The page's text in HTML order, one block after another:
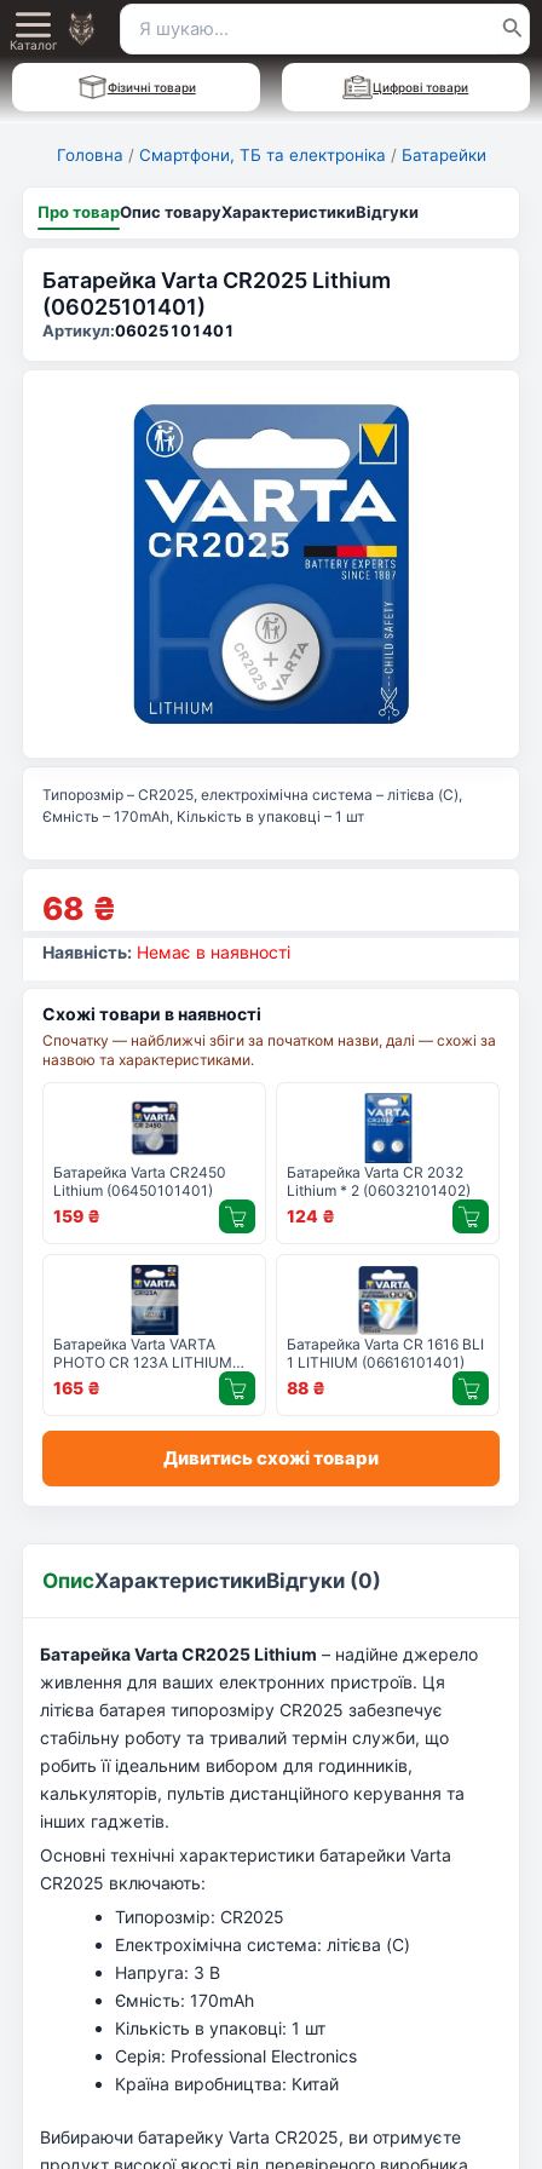
Перейти
до
вмісту
Main
Menu
Каталог
Пошук
для:
Фізичні товари Цифрові товари
Головна / Смартфони, ТБ та електроніка / Батарейки
Про товарОпис товаруХарактеристикиВідгуки
Батарейка Varta CR2025 Lithium
(06025101401)
Артикул:06025101401
68 ₴
Типорозмір – CR2025, електрохімічна система – літієва (C),
Ємність – 170mAh, Кількість в упаковці – 1 шт
Наявність: Немає в наявності
Схожі товари в наявності
Спочатку — найближчі збіги за початком назви, далі — схожі за
назвою та характеристиками.
Батарейка Varta CR2450
Lithium (06450101401)
159 ₴
Батарейка Varta CR 2032
Lithium * 2 (06032101402)
124 ₴
Батарейка Varta VARTA
PHOTO CR 123A LITHIUM
(06205301401)
165 ₴
Батарейка Varta CR 1616 BLI
1 LITHIUM (06616101401)
88 ₴
Дивитись схожі товари
ОписХарактеристикиВідгуки (0)
Батарейка Varta CR2025 Lithium – надійне джерело
живлення для ваших електронних пристроїв. Ця
літієва батарея типорозміру CR2025 забезпечує
стабільну роботу та тривалий термін служби, що
робить її ідеальним вибором для годинників,
калькуляторів, пультів дистанційного керування та
інших гаджетів.
Основні технічні характеристики батарейки Varta
CR2025 включають:
Типорозмір: CR2025
Електрохімічна система: літієва (C)
Напруга: 3 В
Ємність: 170mAh
Кількість в упаковці: 1 шт
Серія: Professional Electronics
Країна виробництва: Китай
Вибираючи батарейку Varta CR2025, ви отримуєте
продукт високої якості від перевіреного виробника.